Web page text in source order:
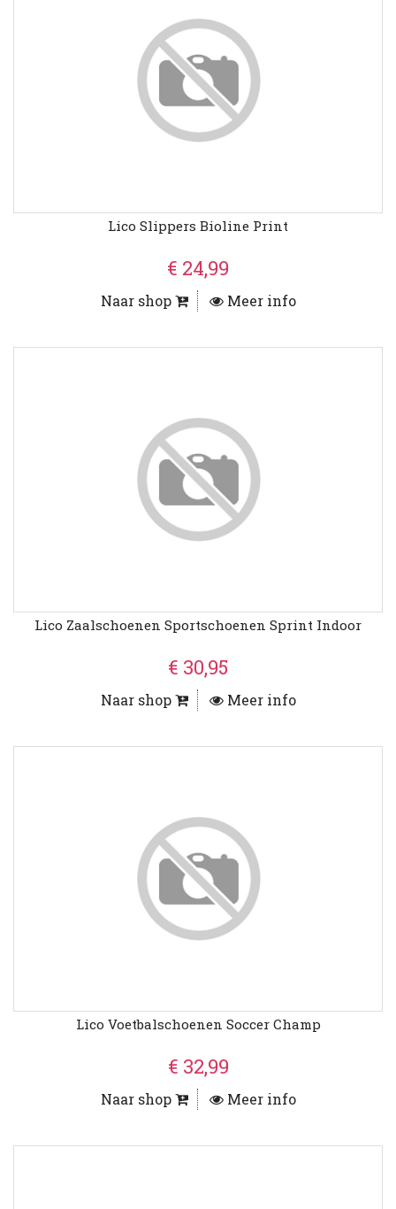
Lico Slippers Bioline Print
€ 24,99
Naar shop Meer info
Lico Zaalschoenen Sportschoenen Sprint Indoor
€ 30,95
Naar shop Meer info
Lico Voetbalschoenen Soccer Champ
€ 32,99
Naar shop Meer info